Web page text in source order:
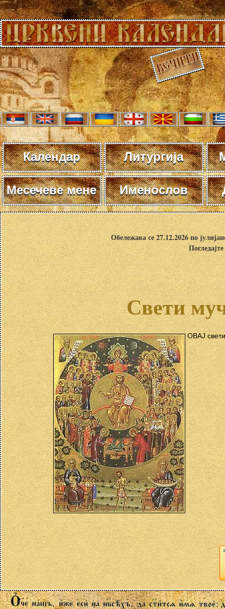
Календар Литургија
Месечеве мене Именослов
Обележава се 27.12.2026 по
Свети
ОВАЈ